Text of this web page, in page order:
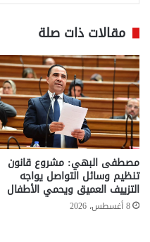
مقالات ذات صلة
مصطفى البهي: مشروع قانون
تنظيم وسائل التواصل يواجه
التزييف العميق ويحمي الأطفال
8 أغسطس، 2026